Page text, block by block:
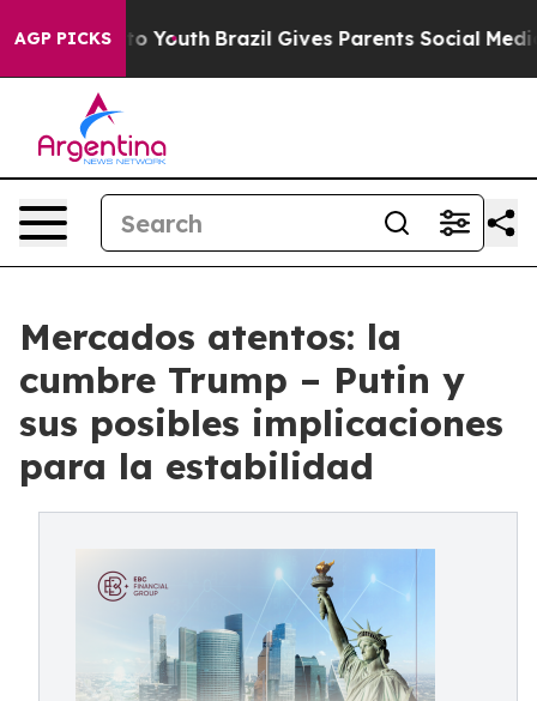
AGP PICKS
to Youth Brazil Gives Parents Social Media
Mercados atentos: la
cumbre Trump – Putin y
sus posibles implicaciones
para la estabilidad